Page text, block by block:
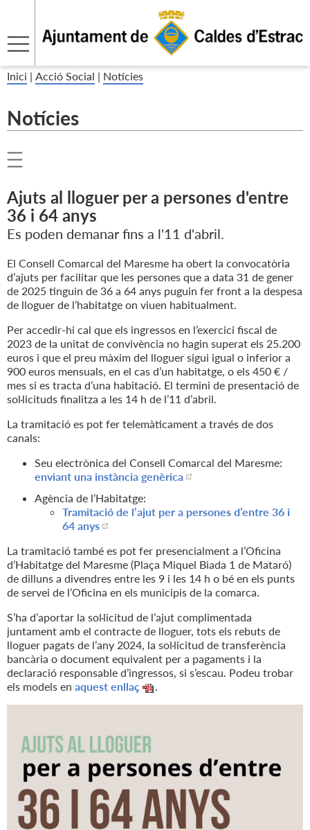
Inici | Acció Social | Notícies
Notícies
Ajuts al lloguer per a persones d'entre
36 i 64 anys
Es poden demanar fins a l'11 d'abril.
El Consell Comarcal del Maresme ha obert la convocatòria
d’ajuts per facilitar que les persones que a data 31 de gener
de 2025 tinguin de 36 a 64 anys puguin fer front a la despesa
de lloguer de l’habitatge on viuen habitualment.
Per accedir-hi cal que els ingressos en l’exercici fiscal de
2023 de la unitat de convivència no hagin superat els 25.200
euros i que el preu màxim del lloguer sigui igual o inferior a
900 euros mensuals, en el cas d’un habitatge, o els 450 € /
mes si es tracta d’una habitació. El termini de presentació de
sol·licituds finalitza a les 14 h de l’11 d’abril.
La tramitació es pot fer telemàticament a través de dos
canals:
Seu electrònica del Consell Comarcal del Maresme:
enviant una instància genèrica
Agència de l’Habitatge:
Tramitació de l’ajut per a persones d’entre 36 i
64 anys
La tramitació també es pot fer presencialment a l’Oficina
d’Habitatge del Maresme (Plaça Miquel Biada 1 de Mataró)
de dilluns a divendres entre les 9 i les 14 h o bé en els punts
de servei de l’Oficina en els municipis de la comarca.
S’ha d’aportar la sol·licitud de l’ajut complimentada
juntament amb el contracte de lloguer, tots els rebuts de
lloguer pagats de l’any 2024, la sol·licitud de transferència
bancària o document equivalent per a pagaments i la
declaració responsable d’ingressos, si s’escau. Podeu trobar
els models en aquest enllaç .